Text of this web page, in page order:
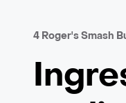
4 Roger's Smash